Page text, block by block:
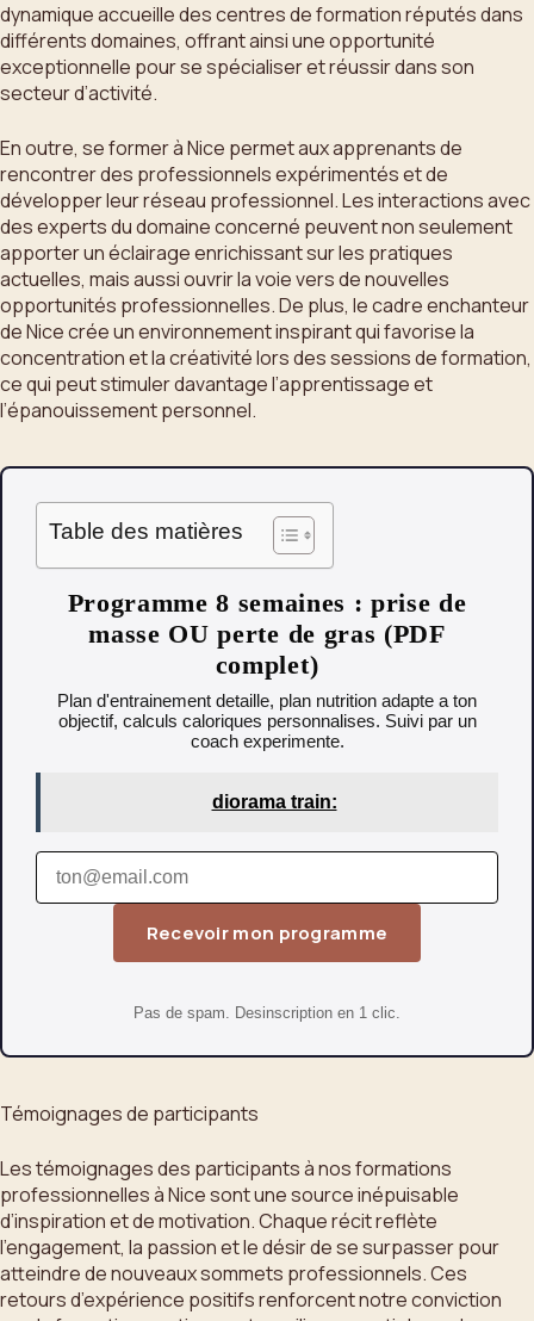
dynamique accueille des centres de formation réputés dans
différents domaines, offrant ainsi une opportunité
exceptionnelle pour se spécialiser et réussir dans son
secteur d’activité.
En outre, se former à Nice permet aux apprenants de
rencontrer des professionnels expérimentés et de
développer leur réseau professionnel. Les interactions avec
des experts du domaine concerné peuvent non seulement
apporter un éclairage enrichissant sur les pratiques
actuelles, mais aussi ouvrir la voie vers de nouvelles
opportunités professionnelles. De plus, le cadre enchanteur
de Nice crée un environnement inspirant qui favorise la
concentration et la créativité lors des sessions de formation,
ce qui peut stimuler davantage l’apprentissage et
l’épanouissement personnel.
Table des matières
Programme 8 semaines : prise de
masse OU perte de gras (PDF
complet)
Plan d'entrainement detaille, plan nutrition adapte a ton
objectif, calculs caloriques personnalises. Suivi par un
coach experimente.
diorama train:
Recevoir mon programme
Pas de spam. Desinscription en 1 clic.
Témoignages de participants
Les témoignages des participants à nos formations
professionnelles à Nice sont une source inépuisable
d’inspiration et de motivation. Chaque récit reflète
l’engagement, la passion et le désir de se surpasser pour
atteindre de nouveaux sommets professionnels. Ces
retours d’expérience positifs renforcent notre conviction